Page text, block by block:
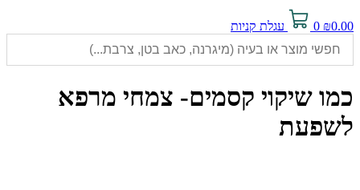
₪0.00
0 עגלת קניות
כמו שיקוי קסמים- צמחי מרפא
לשפעת